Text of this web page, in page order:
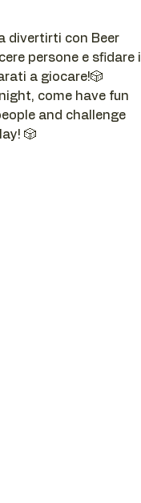
divertirti con Beer
persone e sfidare i
a giocare!🎲
come have fun
and challenge
🎲